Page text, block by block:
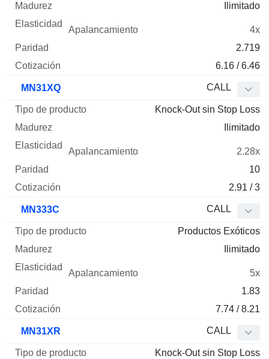
Ilimitado
4x
2.719
6.16 / 6.46
MN31XQ CALL
Knock-Out sin Stop Loss
Ilimitado
2.28x
10
2.91 / 3
MN333C CALL
Productos Exóticos
Ilimitado
5x
1.83
7.74 / 8.21
MN31XR CALL
Knock-Out sin Stop Loss